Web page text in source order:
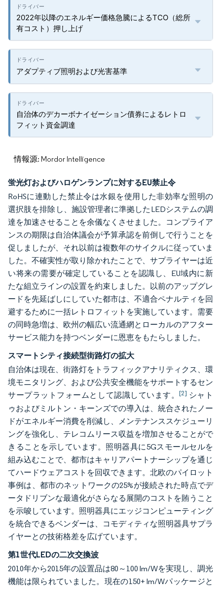
2022年以降のエネルギー価格急騰によるTCO（総所
有コスト）押し上げ
アダプティブ照明および光害基準
自治体のデカーボナイゼーション債券によるレトロ
フィット資金調達
情報源: Mordor Intelligence
蛍光灯およびハロゲンランプに対するEU禁止令
RoHSに連動した禁止令は水銀を使用した非効率な照明の
選択肢を排除し、施設管理者に準拠したLEDシステムの調
達を加速させることを余儀なくさせました。コンプライア
ンスの期限は自治体議会が予算承認を前倒しで行うことを
促しましたが、それ以前は複数年のサイクルに従っていま
した。不確実性が取り除かれたことで、サプライヤーは近
い将来の需要が確定していることを認識し、EU域内に新
たな組立ラインの設置を約束しました。以前のアップグレ
ードを先延ばしにしていた都市は、不適合ペナルティを回
避するために一括レトロフィットを実施しています。需要
の同時急増は、欧州の幅広い流通網とローカルのアフター
サービス能力を持つベンダーに恩恵をもたらしました。
スマートシティ接続型街路灯の拡大
自治体は現在、街路灯をトラフィックアナリティクス、環
境モニタリング、および公共安全機能をサポートするセン
サープラットフォームとして認識しています。[2] シャト
ゥおよびミルトン・キーンズでの導入は、統合されたノー
ドがエネルギー消費を削減し、メンテナンススケジューリ
ングを強化し、テレコムリース収益を増加させることがで
きることを示しています。照明器具に5Gスモールセルを
組み込むことで、都市はキャリアパートナーシップを通じ
てハードウェアコストを回収できます。北欧のパイロット
事例は、都市のネットワークの25%が接続された時点でデ
ータドリブンな最適化がさらなる展開のコストを賄うこと
を示唆しています。照明器具にエッジコンピューティング
を統合できるベンダーは、コモディティな照明器具サプラ
イヤーとの技術格差を広げています。
第1世代LEDの二次交換波
2010年から2015年の設置品は80～100 lm/Wを実現し、調光
機能は限られていました。現在の150+ lm/Wパッケージと